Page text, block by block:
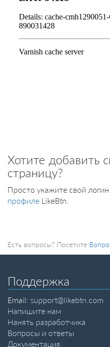
Хотите добавить
страницу?
Просто укажите свой логин
профиле LikeBtn.
Есть вопросы? Посетите
Поддержка
Email: support@likebtn.com
Напишите нам
Нанять разработчика
Вопросы и ответы
Документация